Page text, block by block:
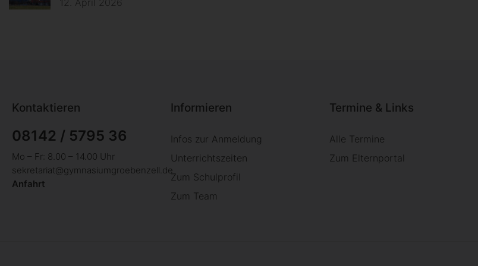
12. April 2026
Kontaktieren
08142 / 5795 36
Mo – Fr: 8.00 – 14.00 Uhr
sekretariat@gymnasiumgroebenzell.de
Anfahrt
Informieren
Infos zur Anmeldung
Unterrichtszeiten
Zum Schulprofil
Zum Team
Termine & Links
Alle Termine
Zum Elternportal